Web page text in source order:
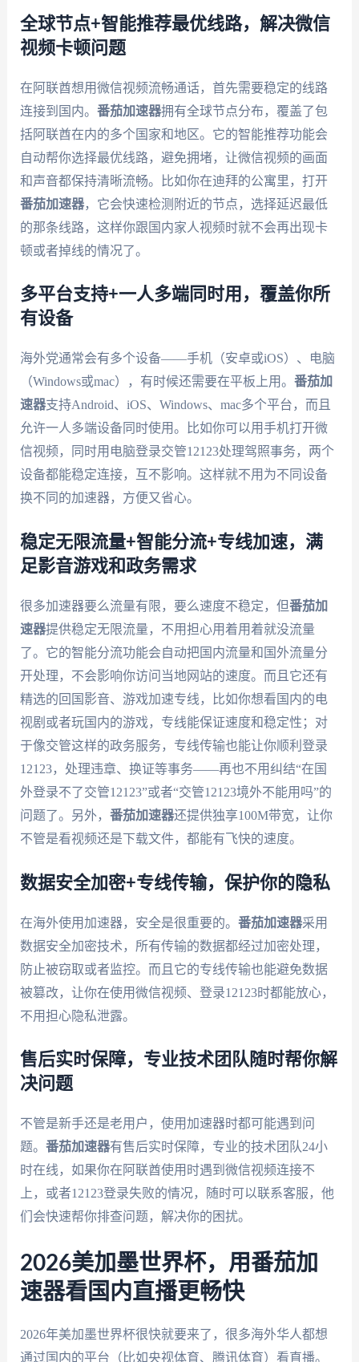
全球节点+智能推荐最优线路，解决微信
视频卡顿问题
在阿联酋想用微信视频流畅通话，首先需要稳定的线路
连接到国内。 番茄加速器拥有全球节点分布，覆盖了包
括阿联酋在内的多个国家和地区。它的智能推荐功能会
自动帮你选择最优线路，避免拥堵，让微信视频的画面
和声音都保持清晰流畅。比如你在迪拜的公寓里，打开
番茄加速器，它会快速检测附近的节点，选择延迟最低
的那条线路，这样你跟国内家人视频时就不会再出现卡
顿或者掉线的情况了。
多平台支持+一人多端同时用，覆盖你所
有设备
海外党通常会有多个设备——手机（安卓或iOS）、电脑
（Windows或mac），有时候还需要在平板上用。 番茄加
速器支持Android、iOS、Windows、mac多个平台，而且
允许一人多端设备同时使用。比如你可以用手机打开微
信视频，同时用电脑登录交管12123处理驾照事务，两个
设备都能稳定连接，互不影响。这样就不用为不同设备
换不同的加速器，方便又省心。
稳定无限流量+智能分流+专线加速，满
足影音游戏和政务需求
很多加速器要么流量有限，要么速度不稳定，但番茄加
速器提供稳定无限流量，不用担心用着用着就没流量
了。它的智能分流功能会自动把国内流量和国外流量分
开处理，不会影响你访问当地网站的速度。而且它还有
精选的回国影音、游戏加速专线，比如你想看国内的电
视剧或者玩国内的游戏，专线能保证速度和稳定性；对
于像交管这样的政务服务，专线传输也能让你顺利登录
12123，处理违章、换证等事务——再也不用纠结“在国
外登录不了交管12123”或者“交管12123境外不能用吗”的
问题了。另外， 番茄加速器还提供独享100M带宽，让你
不管是看视频还是下载文件，都能有飞快的速度。
数据安全加密+专线传输，保护你的隐私
在海外使用加速器，安全是很重要的。 番茄加速器采用
数据安全加密技术，所有传输的数据都经过加密处理，
防止被窃取或者监控。而且它的专线传输也能避免数据
被篡改，让你在使用微信视频、登录12123时都能放心，
不用担心隐私泄露。
售后实时保障，专业技术团队随时帮你解
决问题
不管是新手还是老用户，使用加速器时都可能遇到问
题。 番茄加速器有售后实时保障，专业的技术团队24小
时在线，如果你在阿联酋使用时遇到微信视频连接不
上，或者12123登录失败的情况，随时可以联系客服，他
们会快速帮你排查问题，解决你的困扰。
2026美加墨世界杯，用番茄加
速器看国内直播更畅快
2026年美加墨世界杯很快就要来了，很多海外华人都想
通过国内的平台（比如央视体育、腾讯体育）看直播。